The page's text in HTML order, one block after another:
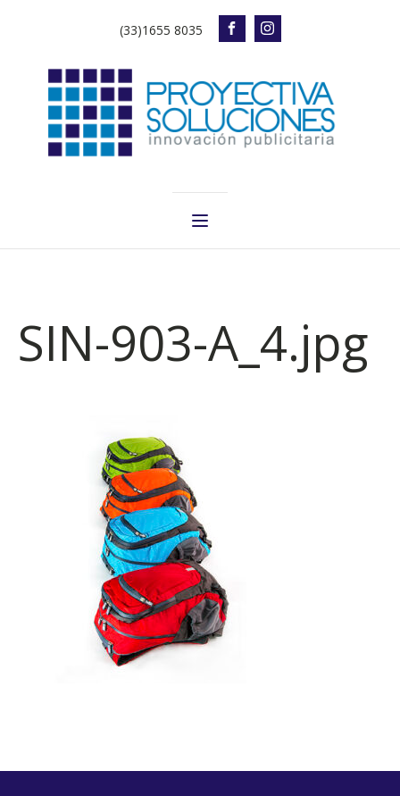
(33)1655 8035
SIN-903-A_4.jpg